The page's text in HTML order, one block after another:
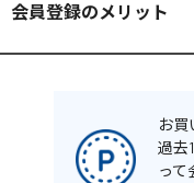
会員登録のメリット
お買
過去
って